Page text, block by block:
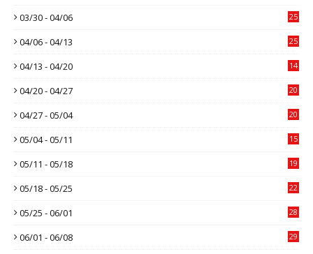
03/30 - 04/06 25
04/06 - 04/13 25
04/13 - 04/20 14
04/20 - 04/27 20
04/27 - 05/04 20
05/04 - 05/11 15
05/11 - 05/18 19
05/18 - 05/25 22
05/25 - 06/01 28
06/01 - 06/08 29